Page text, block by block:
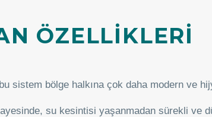
ÖZELLİKLERİ
sistem bölge halkına çok daha modern ve
su kesintisi yaşanmadan sürekli ve